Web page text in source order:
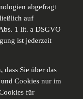
abgefragt
auf
1 lit. a DSGVO
ist jederzeit
dass Sie über das
Cookies nur im
für